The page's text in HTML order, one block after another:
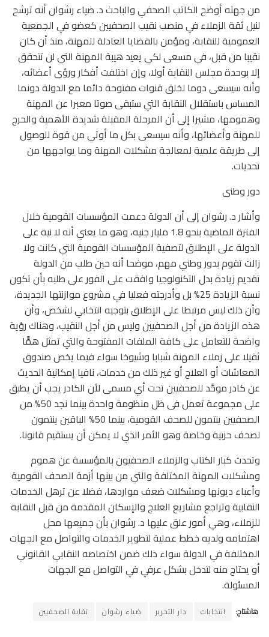
من جهته أوضح الكاتب الصحفي والباحث د. ضياء رشوان أنه ترشح
لنيل ثقة الزملاء في منصب نقيب الصحفيين كعضو في الجمعية
العمومية للنقابة، ومؤمن بالقضايا العادلة للمهنة، منذ أن كان
نقيبا من قبل، في مسعى لكي يعيد هيبة المهنة التي لن تتحقق
إلا بوحدة مجلس النقابة أولا، وإن اختلفت أفكار ورؤى أعضائه،
وأنه سيسعى دوما لخلق قنوات مفتوحة دائما مع الدولة دونما
المساس باستقلال النقابة التي ستبقى صوتا معبرا عن المهنة
وهمومها، مشيرا إلى أن المرحلة المقبلة شديدة الأهمية والحرج
للمهنة وأعضائها، وأنه سيسعى بكل ما أوتي من قوة للوصول
إلى طريقة علمية لمعالجة مشكلات المهنة وما يواجهها من
تحديات.
دور وطنى
وأشار د. رشوان إلى أن الدولة دعمت المؤسسات القومية خلال
الفترة الماضية بنحو 1.8 مليار جنيه، وهو ما يعني أنه لا نية على
الدولة على الإطلاق لتصفية المؤسسات القومية التي كانت ولا
زالت تقوم بدور وطني مهم، موضحا أنه حين طلب من الدولة
تقديم زيادة بدل التكنولوجيا وافقت على الفور على طلبه بأن تكون
نسبة الزيادة 25% بل وأدرجته فعليا في مشروع موازنتها الجديدة،
وأن ذلك ليس مرتبطا على الإطلاق بتوجيه انتخابي لشخص، وأن
هذه الزيادة من أجل الصحفيين وليس من أجل النقيب، وهناك رؤية
واضحة للتعامل على كافة الملفات المفتوحة والتي تمثل همًّا
ثقيلا على زملاء المهنة شبابا وشيوخا سواء فيما يخص صندوق
المعاشات أو العلاج أو غير ذلك من خدمات، نافيا إمكانية الحديث
عن كادر موحَّد للصحفيين تحت أي مسمى لأن الكادر يجب أن يطبق
على مجموعة تعمل فى ظل منظومة واحدة بينما نجد 50% من
الصحفيين ينتمون للصحف القومية، بينما 50% الباقين ينتمون
لصحف حزبية وخاصة وهو الأمر الذي لا يمكن أن يستقيم قانونا.
وتحدث كبار الكتاب والزملاء الصحفيون بالمؤسسة عن هموم
ومشكلات المهنة المختلفة والتي من بينها أزمة الصحف القومية
وأعباء ديونها ومشكلات ضعف مواردها، فضلا عن ترهل الخدمات
النقابية وتراجع مشاريع العلاج والإسكان المقدمة من قبل النقابة
للزملاء، وهي أمور علق عليها د. رشوان بأن جميعها محل
اهتمامه ولديه خطط عملية لتطوير الخدمات والتواصل مع الجهات
المختلفة في الدولة سواء ذلك ضمن اختصاصه النقابي القانوني
أو يحتاج منه لتدخل بشكل عرفي في التواصل مع الجهات
المسئولة.
هاشتاج: انتخابات دار التحرير ضياء رشوان نقابة الصحفيين